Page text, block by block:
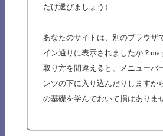
だけ選びましょう）
あなたのサイトは、別のブラウザ
イン通りに表示されましたか？
取り方を間違えると、メニューバ
ンツの下に入り込んだりしますか
の基礎を学んでおいて損はありま